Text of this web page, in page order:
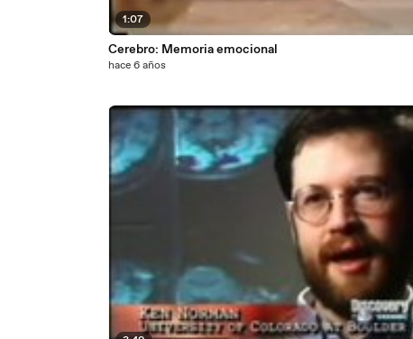
1:07
Cerebro: Memoria emocional
hace 6 años